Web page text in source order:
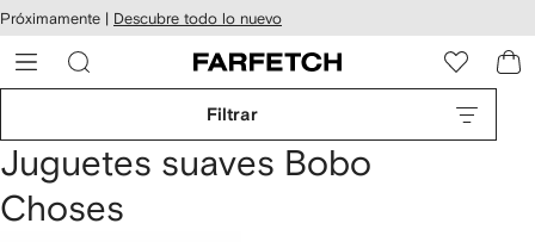
al
Próximamente | Descubre todo lo nuevo
Filtrar
Juguetes suaves Bobo
Choses